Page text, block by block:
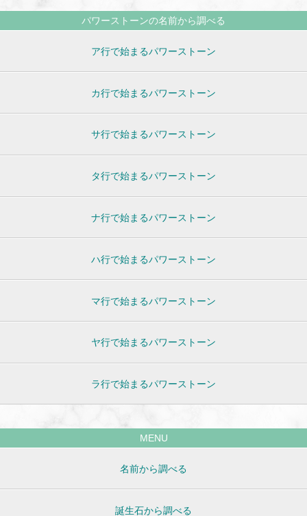
パワーストーンの名前から調べる
ア行で始まるパワーストーン
カ行で始まるパワーストーン
サ行で始まるパワーストーン
タ行で始まるパワーストーン
ナ行で始まるパワーストーン
ハ行で始まるパワーストーン
マ行で始まるパワーストーン
ヤ行で始まるパワーストーン
ラ行で始まるパワーストーン
MENU
名前から調べる
誕生石から調べる